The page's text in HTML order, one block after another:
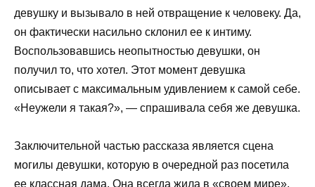
девушку и вызывало в ней отвращение к человеку. Да,
он фактически насильно склонил ее к интиму.
Воспользовавшись неопытностью девушки, он
получил то, что хотел. Этот момент девушка
описывает с максимальным удивлением к самой себе.
«Неужели я такая?», — спрашивала себя же девушка.
Заключительной частью рассказа является сцена
могилы девушки, которую в очередной раз посетила
ее классная дама. Она всегда жила в «своем мире».